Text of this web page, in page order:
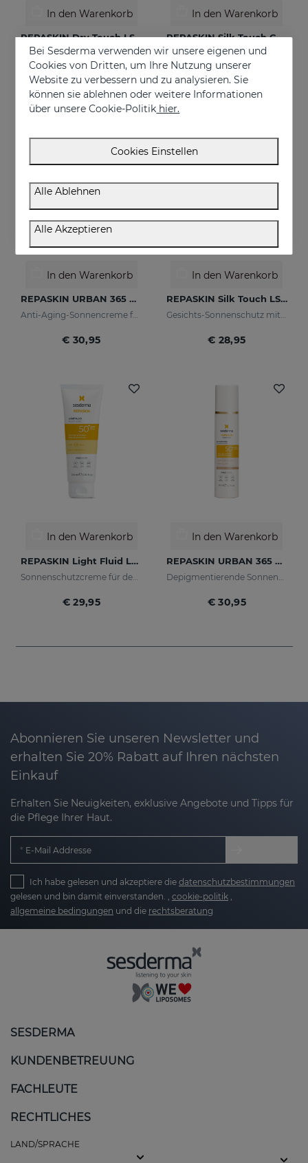
In den Warenkorb
REPASKIN Dry Touch LSF50+
Matte Finish Gesichtssonnencreme
€ 28,95
In den Warenkorb
REPASKIN Silk Touch Color LSF50
€ 28,95
In den Warenkorb
REPASKIN URBAN 365 Anti-Aging LSF50
Anti-Aging-Sonnencreme für das Gesicht
€ 30,95
In den Warenkorb
REPASKIN Silk Touch LSF50
Gesichts-Sonnenschutz mit samtigem Finish
€ 28,95
In den Warenkorb
REPASKIN Light Fluid LSF50+
€ 29,95
In den Warenkorb
REPASKIN URBAN 365 Depigmenting LSF50+
€ 30,95
Abonnieren Sie unseren Newsletter und
erhalten Sie 20% Rabatt auf Ihren nächsten
Einkauf
Erhalten Sie Neuigkeiten, exklusive Angebote und Tipps für
die Pflege Ihrer Haut.
E-Mail Addresse
Ich habe gelesen und akzeptiere die datenschutzbestimmungen
gelesen und bin damit einverstanden. , cookie-politik
allgemeine bedingungen und die rechtsberatung
SESDERMA
KUNDENBETREUUNG
FACHLEUTE
RECHTLICHES
LAND/SPRACHE
Bei Sesderma verwenden wir unsere eigenen und
Cookies von Dritten, um Ihre Nutzung unserer
Website zu verbessern und zu analysieren. Sie
können sie ablehnen oder weitere Informationen
über unsere Cookie-Politik hier.
Cookies Einstellen
Alle Ablehnen
Alle Akzeptieren